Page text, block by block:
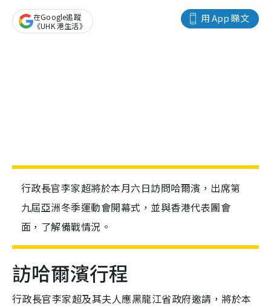
用 App 睇文
在Google追蹤
《UHK 港生活》
行政長官李家超將於本月六日訪問哈爾濱，出席第
九屆亞洲冬季運動會開幕式，並與香港代表團會
面，了解備戰情況。
訪哈爾濱行程
行政長官李家超及其夫人應黑龍江省政府邀請，將於本